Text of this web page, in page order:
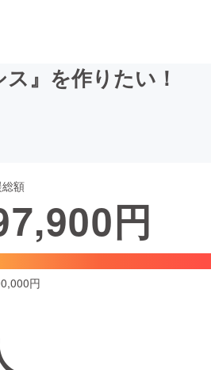
ファッション
』を作りたい！
額
円
円